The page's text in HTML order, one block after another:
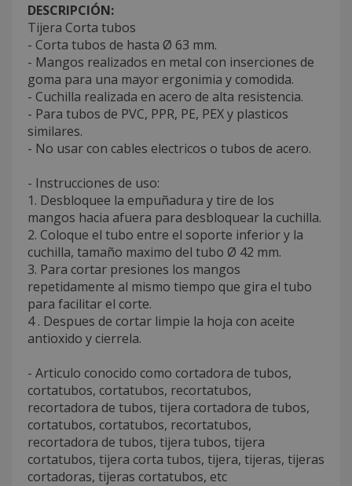
DESCRIPCIÓN:
Tijera Corta tubos
- Corta tubos de hasta Ø 63 mm.
- Mangos realizados en metal con inserciones de
goma para una mayor ergonimia y comodida.
- Cuchilla realizada en acero de alta resistencia.
- Para tubos de PVC, PPR, PE, PEX y plasticos
similares.
- No usar con cables electricos o tubos de acero.
- Instrucciones de uso:
1. Desbloquee la empuñadura y tire de los
mangos hacia afuera para desbloquear la cuchilla.
2. Coloque el tubo entre el soporte inferior y la
cuchilla, tamaño maximo del tubo Ø 42 mm.
3. Para cortar presiones los mangos
repetidamente al mismo tiempo que gira el tubo
para facilitar el corte.
4 . Despues de cortar limpie la hoja con aceite
antioxido y cierrela.
- Articulo conocido como cortadora de tubos,
cortatubos, cortatubos, recortatubos,
recortadora de tubos, tijera cortadora de tubos,
cortatubos, cortatubos, recortatubos,
recortadora de tubos, tijera tubos, tijera
cortatubos, tijera corta tubos, tijera, tijeras, tijeras
cortadoras, tijeras cortatubos, etc